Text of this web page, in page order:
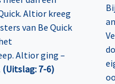
Altior kreeg
van Be Quick
Altior ging –
(Uitslag: 7-6)